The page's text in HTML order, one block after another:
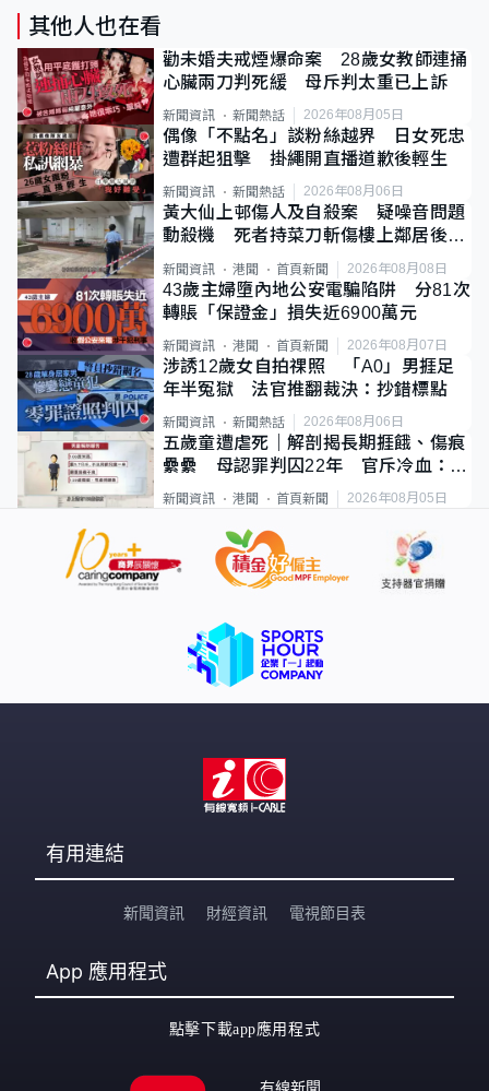
其他人也在看
勸未婚夫戒煙爆命案 28歲女教師連捅
心臟兩刀判死緩 母斥判太重已上訴
新聞資訊 新聞熱話 2026年08月05日
偶像「不點名」談粉絲越界 日女死忠
遭群起狙擊 掛繩開直播道歉後輕生
新聞資訊 新聞熱話 2026年08月06日
黃大仙上邨傷人及自殺案 疑噪音問題
動殺機 死者持菜刀斬傷樓上鄰居後墮
新聞資訊 港聞 首頁新聞 2026年08月08日
43歲主婦墮內地公安電騙陷阱 分81次
轉賬「保證金」損失近6900萬元
新聞資訊 港聞 首頁新聞 2026年08月07日
涉誘12歲女自拍祼照 「A0」男捱足
年半冤獄 法官推翻裁決：抄錯標點
新聞資訊 新聞熱話 2026年08月06日
五歲童遭虐死｜解剖揭長期捱餓、傷痕
纍纍 母認罪判囚22年 官斥冷血：同
類案最惡劣
新聞資訊 港聞 首頁新聞 2026年08月05日
有用連結
新聞資訊 財經資訊 電視節目表
App 應用程式
點擊下載app應用程式